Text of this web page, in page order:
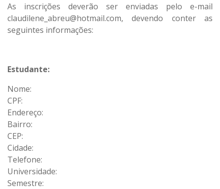
As inscrições deverão ser enviadas pelo e-mail
claudilene_abreu@hotmail.com, devendo conter as
seguintes informações:
Estudante:
Nome:
CPF:
Endereço:
Bairro:
CEP:
Cidade:
Telefone:
Universidade:
Semestre: